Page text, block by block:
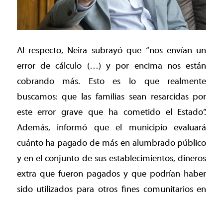
Al respecto, Neira subrayó que “nos envían un
error de cálculo (…) y por encima nos están
cobrando más. Esto es lo que realmente
buscamos: que las familias sean resarcidas por
este error grave que ha cometido el Estado”.
Además, informó que el municipio evaluará
cuánto ha pagado de más en alumbrado público
y en el conjunto de sus establecimientos, dineros
extra que fueron pagados y que podrían haber
sido utilizados para otros fines comunitarios en